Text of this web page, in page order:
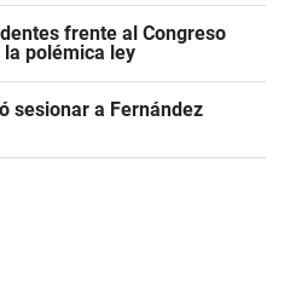
frente al Congreso
polémica ley
sesionar a Fernández